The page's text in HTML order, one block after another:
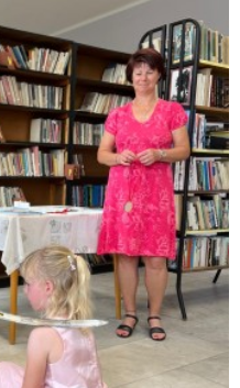
Updated: 2026-08-01